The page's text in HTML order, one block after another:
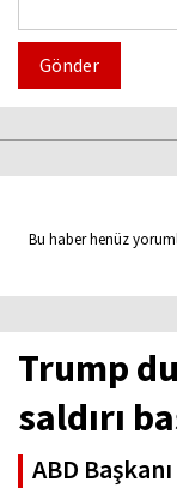
Gönder
Bu haber henüz
Trump
saldırı
ABD